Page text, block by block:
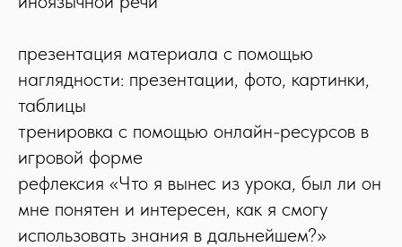
презентация материала с помощью
наглядности: презентации, фото, картинки,
таблицы
тренировка с помощью онлайн-ресурсов в
игровой форме
рефлексия «Что я вынес из урока, был ли он
мне понятен и интересен, как я смогу
использовать знания в дальнейшем?»